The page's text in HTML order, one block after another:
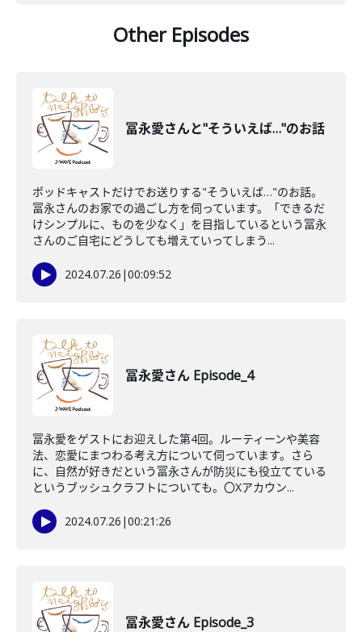
Other Episodes
冨永愛さんと"そういえば…"のお話
ポッドキャストだけでお送りする"そういえば…"のお話。
冨永さんのお家での過ごし方を伺っています。「できるだ
けシンプルに、ものを少なく」を目指しているという冨永
さんのご自宅にどうしても増えていってしまう...
2024.07.26 |00:09:52
冨永愛さん Episode_4
冨永愛をゲストにお迎えした第4回。ルーティーンや美容
法、恋愛にまつわる考え方について伺っています。さら
に、自然が好きだという冨永さんが防災にも役立てている
というブッシュクラフトについても。〇Xアカウン...
2024.07.26 |00:21:26
冨永愛さん Episode_3